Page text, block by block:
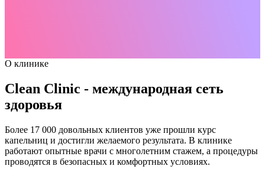
О клинике
Clean Clinic - международная сеть
здоровья
Более 17 000 довольных клиентов уже прошли курс
капельниц и достигли желаемого результата. В клинике
работают опытные врачи с многолетним стажем, а процедуры
проводятся в безопасных и комфортных условиях.